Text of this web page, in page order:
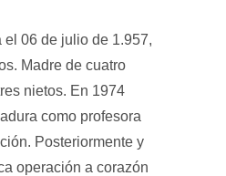
el 06 de julio de 1.957,
Madre de cuatro
nietos. En 1974
como profesora
Posteriormente y
operación a corazón